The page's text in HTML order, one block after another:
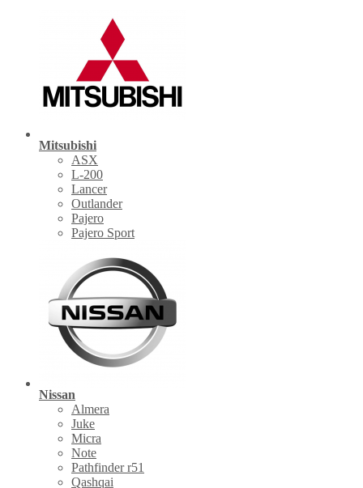
Mitsubishi
ASX
L-200
Lancer
Outlander
Pajero
Pajero Sport
Nissan
Almera
Juke
Micra
Note
Pathfinder r51
Qashqai